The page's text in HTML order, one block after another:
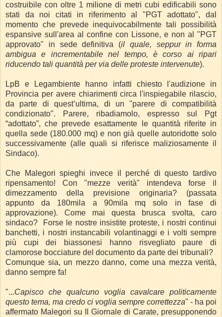
costruibile con oltre 1 milione di metri cubi edificabili sono
stati da noi citati in riferimento al "PGT adottato", dal
momento che prevede inequivocabilmente tali possibilità
espansive sull'area al confine con Lissone, e non al "PGT
approvato" in sede definitiva (il quale, seppur in forma
ambigua e incrementabile nel tempo, è corso ai ripari
riducendo tali quantità per via delle proteste intervenute).
LpB e Legambiente hanno infatti chiesto l'audizione in
Provincia per avere chiarimenti circa l'inspiegabile rilascio,
da parte di quest’ultima, di un "parere di compatibilità
condizionato". Parere, ribadiamolo, espresso sul Pgt
“adottato”, che prevede esattamente le quantità riferite in
quella sede (180.000 mq) e non già quelle autoridotte solo
successivamente (alle quali si riferisce maliziosamente il
Sindaco).
Che Malegori spieghi invece il perché di questo tardivo
ripensamento! Con "mezze verità" intendeva forse il
dimezzamento della previsione originaria? (passata
appunto da 180mila a 90mila mq solo in fase di
approvazione). Come mai questa brusca svolta, caro
sindaco? Forse le nostre insistite proteste, i nostri continui
banchetti, i nostri instancabili volantinaggi e i volti sempre
più cupi dei biassonesi hanno risvegliato paure di
clamorose bocciature del documento da parte dei tribunali?
Comunque sia, un mezzo danno, come una mezza verità,
danno sempre fa!
"...Capisco che qualcuno voglia cavalcare politicamente
questo tema, ma credo ci voglia sempre correttezza" - ha poi
affermato Malegori su Il Giornale di Carate, presupponendo